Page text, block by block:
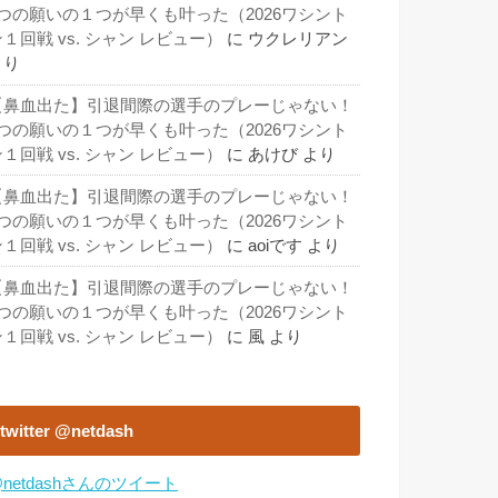
の願いの１つが早くも叶った（2026ワシント
１回戦 vs. シャン レビュー）
に ウクレリアン
鼻血出た】引退間際の選手のプレーじゃない！
の願いの１つが早くも叶った（2026ワシント
１回戦 vs. シャン レビュー）
に あけび より
鼻血出た】引退間際の選手のプレーじゃない！
の願いの１つが早くも叶った（2026ワシント
１回戦 vs. シャン レビュー）
に aoiです より
鼻血出た】引退間際の選手のプレーじゃない！
の願いの１つが早くも叶った（2026ワシント
１回戦 vs. シャン レビュー）
に 風 より
twitter @netdash
さんのツイート